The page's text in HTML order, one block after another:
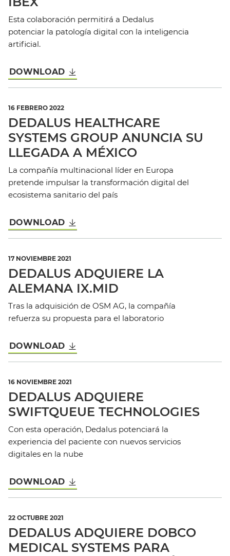
Esta colaboración permitirá a Dedalus
potenciar la patología digital con la inteligencia
artificial.
DOWNLOAD
16 FEBRERO 2022
DEDALUS HEALTHCARE
SYSTEMS GROUP ANUNCIA SU
LLEGADA A MÉXICO
La compañía multinacional líder en Europa
pretende impulsar la transformación digital del
ecosistema sanitario del país
DOWNLOAD
17 NOVIEMBRE 2021
DEDALUS ADQUIERE LA
ALEMANA IX.MID
Tras la adquisición de OSM AG, la compañía
refuerza su propuesta para el laboratorio
DOWNLOAD
16 NOVIEMBRE 2021
DEDALUS ADQUIERE
SWIFTQUEUE TECHNOLOGIES
Con esta operación, Dedalus potenciará la
experiencia del paciente con nuevos servicios
digitales en la nube
DOWNLOAD
22 OCTUBRE 2021
DEDALUS ADQUIERE DOBCO
MEDICAL SYSTEMS PARA